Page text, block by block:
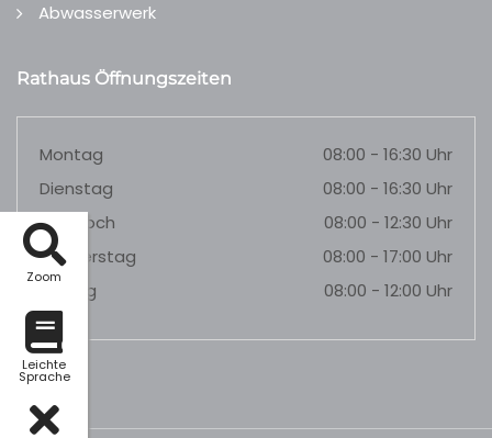
Zoom
Leichte
Sprache
Abwasserwerk
Rathaus Öffnungszeiten
Montag
08:00 - 16:30 Uhr
Dienstag
08:00 - 16:30 Uhr
Mittwoch
08:00 - 12:30 Uhr
Donnerstag
08:00 - 17:00 Uhr
Freitag
08:00 - 12:00 Uhr